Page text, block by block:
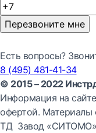
Перезвоните мне
Есть вопросы?
8 (495) 481-41-34
© 2015 – 2022
Информация на
офертой. Материалы
ТД Завод